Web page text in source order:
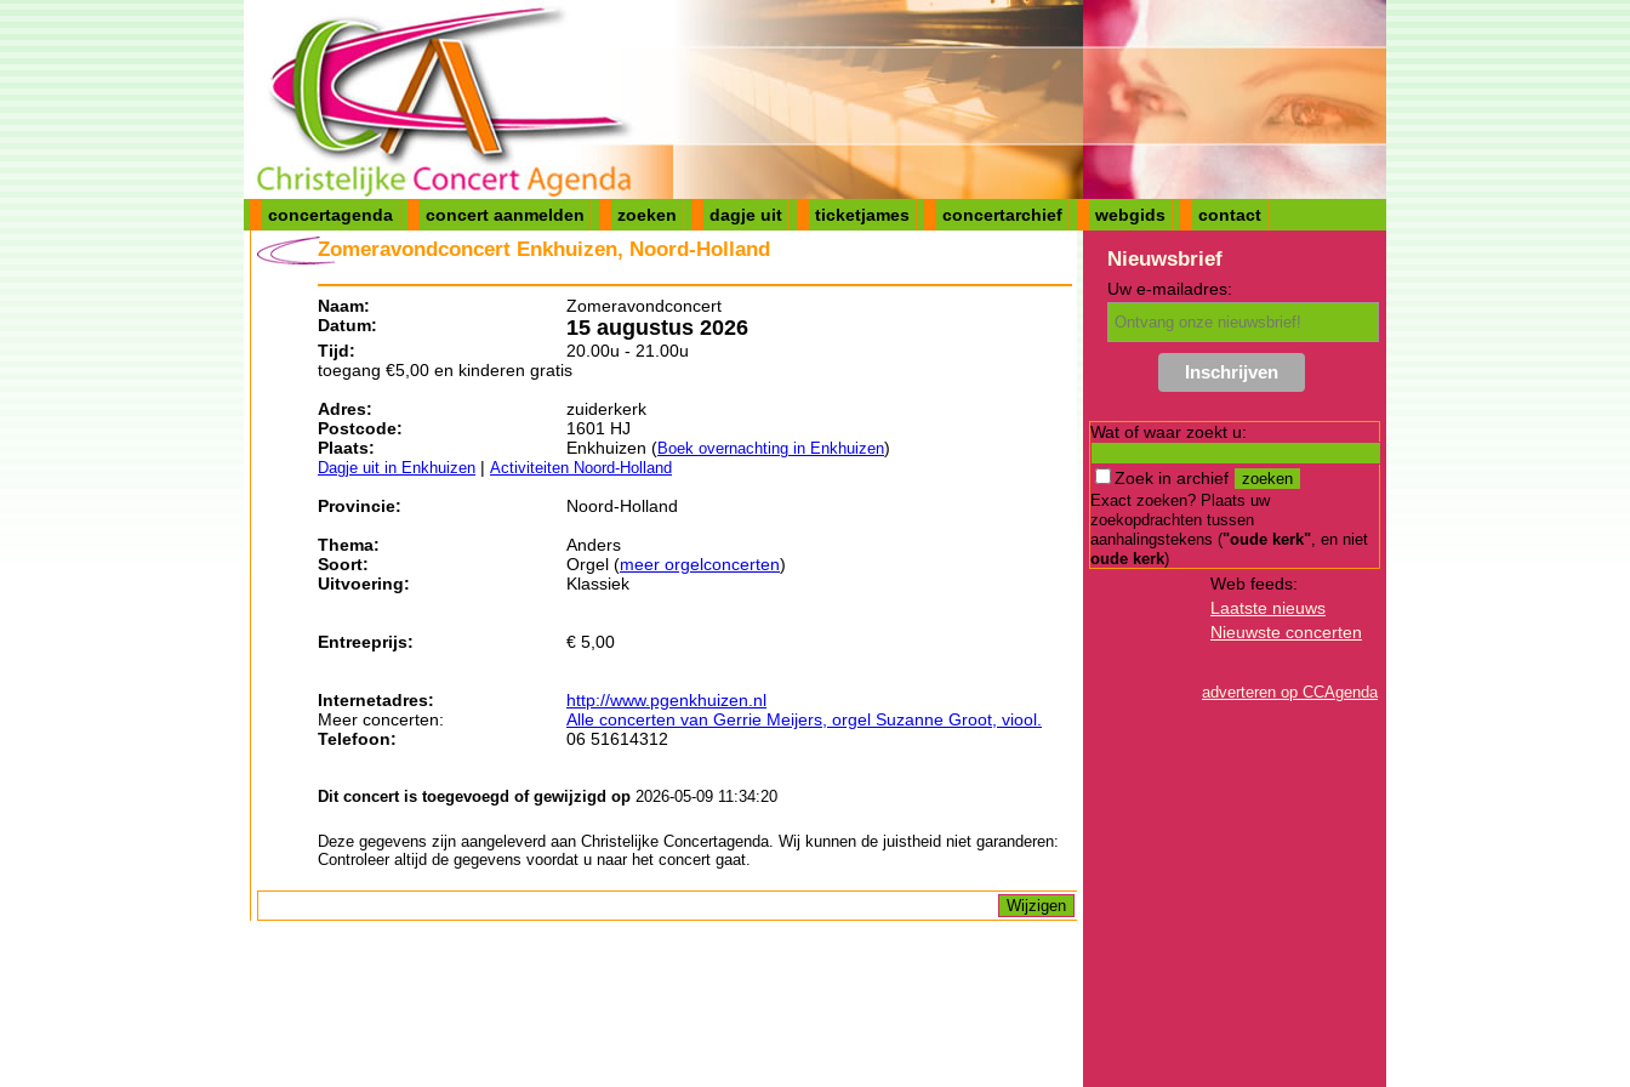
concertagenda concert aanmelden zoeken dagje uit ticketjames concertarchief webgids contact
Zomeravondconcert Enkhuizen, Noord-Holland
Naam:
Zomeravondconcert
Datum:
15 augustus 2026
Tijd:
20.00u - 21.00u
toegang €5,00 en kinderen gratis
Adres:
zuiderkerk
Postcode:
1601 HJ
Plaats:
Enkhuizen (Boek overnachting in Enkhuizen)
Dagje uit in Enkhuizen | Activiteiten Noord-Holland
Provincie:
Noord-Holland
Thema:
Anders
Soort:
Orgel (meer orgelconcerten)
Uitvoering:
Klassiek
Entreeprijs: € 5,00
Internetadres:
http://www.pgenkhuizen.nl
Meer concerten:
Alle concerten van Gerrie Meijers, orgel Suzanne Groot, viool.
Telefoon:
06 51614312
Dit concert is toegevoegd of gewijzigd op 2026-05-09 11:34:20
Deze gegevens zijn aangeleverd aan Christelijke Concertagenda. Wij kunnen de juistheid niet garanderen:
Controleer altijd de gegevens voordat u naar het concert gaat.
Nieuwsbrief
Uw e-mailadres:
Wat of waar zoekt u:
Zoek in archief
Exact zoeken? Plaats uw
zoekopdrachten tussen
aanhalingstekens ("oude kerk", en niet
oude kerk)
Web feeds:
Laatste nieuws
Nieuwste concerten
adverteren op CCAgenda